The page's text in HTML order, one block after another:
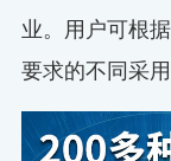
业。用户可根
要求的不同采